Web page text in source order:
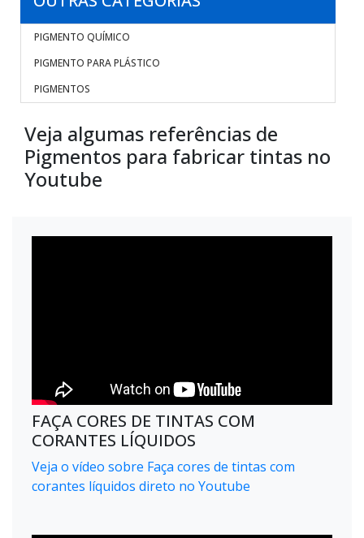
PIGMENTO QUÍMICO
PIGMENTO PARA PLÁSTICO
PIGMENTOS
Veja algumas referências de
Pigmentos para fabricar tintas no
Youtube
FAÇA CORES DE TINTAS COM
CORANTES LÍQUIDOS
Veja o vídeo sobre Faça cores de tintas com
corantes líquidos direto no Youtube